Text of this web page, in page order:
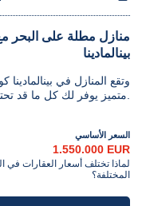
منازل مطلة على البحر
بينالمادينا
وتقع المنازل في
السعر الأساسي
1.550.000 EUR
لماذا تختلف أسعار العقارات في
المختلفة؟